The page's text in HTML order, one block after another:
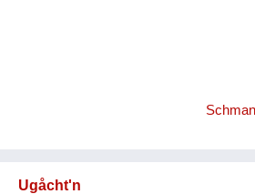
Ugåcht'n